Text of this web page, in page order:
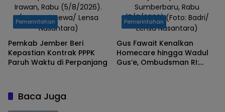
Irawan, Rabu (5/8/2026).
(Foto: Istimewa/ Lensa
Nusantara)
Pemerintahan
Pemkab Jember Beri
Kepastian Kontrak PPPK
Paruh Waktu di Perpanjang
Sumberbaru, Rabu
(5/8/2026).(Foto: Badri/
Lensa Nusantara)
Pemerintahan
Gus Fawait Kenalkan
Homecare hingga Wadul
Gus’e, Ombudsman RI:
Baca Juga